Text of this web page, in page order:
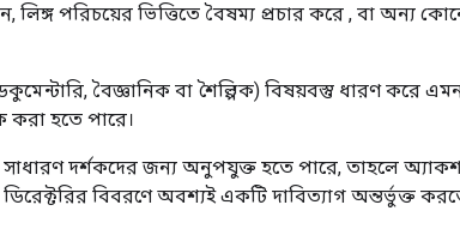
পরিচয়ের ভিত্তিতে বৈষম্য প্রচার করে , বা অন্য
বৈজ্ঞানিক বা শৈল্পিক) বিষয়বস্তু ধারণ করে
করা হতে পারে।
দর্শকদের জন্য অনুপযুক্ত হতে পারে, তাহলে
বিবরণে অবশ্যই একটি দাবিত্যাগ অন্তর্ভুক্ত